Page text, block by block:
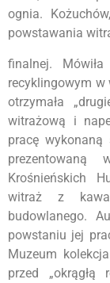
ognia.
powstawania
finalnej.
recyklingowym w
otrzymała
witrażową i
pracę wykonaną
prezentowaną
Krośnieńskich
witraż z
budowlanego.
powstaniu jej
Muzeum
przed